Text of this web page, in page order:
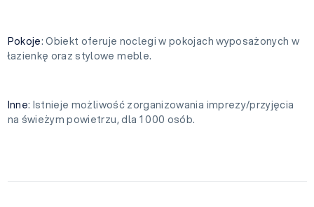
Pokoje: Obiekt oferuje noclegi w pokojach wyposażonych w
łazienkę oraz stylowe meble.
Inne: Istnieje możliwość zorganizowania imprezy/przyjęcia
na świeżym powietrzu, dla 1 000 osób.